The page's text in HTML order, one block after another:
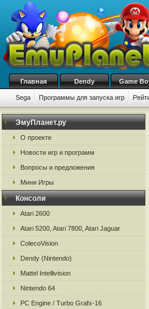
Главная Dendy Game
Sega Программы для запуска игр
ЭмуПланет.ру
О проекте
Новости игр и программ
Вопросы и предложения
Мини Игры
Консоли
Atari 2600
Atari 5200, Atari 7800, Atari Jaguar
ColecoVision
Dendy (Nintendo)
Mattel Intellivision
Nintendo 64
PC Engine / Turbo Grafx-16